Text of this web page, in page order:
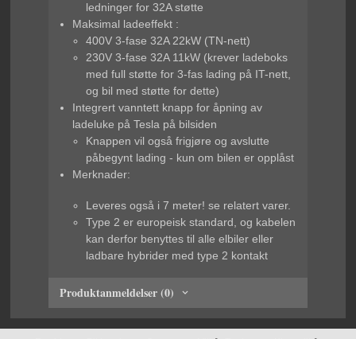
ledninger for 32A støtte
Maksimal ladeeffekt :
400V 3-fase 32A 22kW (TN-nett)
230V 3-fase 32A 11kW (krever ladeboks
med full støtte for 3-fas lading på IT-nett,
og bil med støtte for dette)
Integrert vanntett knapp for åpning av
ladeluke på Tesla på bilsiden
Knappen vil også frigjøre og avslutte
påbegynt lading - kun om bilen er opplåst
Merknader:
Leveres også i 7 meter! se relatert varer.
Type 2 er europeisk standard, og kabelen
kan derfor benyttes til alle elbiler eller
ladbare hybrider med type 2 kontakt
Produktanmeldelser (0)